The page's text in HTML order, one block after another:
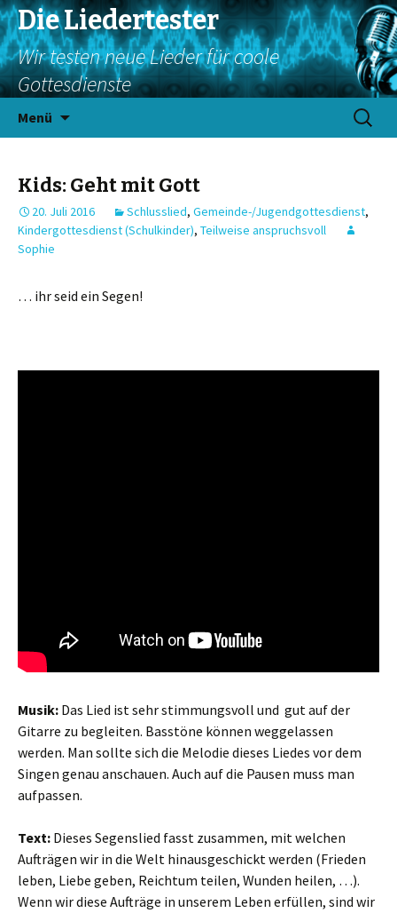
Die Liedertester
Wir testen neue Lieder für coole
Gottesdienste
Menü
Suchen
nach:
Kids: Geht mit Gott
20. Juli 2016 Schlusslied, Gemeinde-/Jugendgottesdienst,
Kindergottesdienst (Schulkinder), Teilweise anspruchsvoll
Sophie
… ihr seid ein Segen!
Musik: Das Lied ist sehr stimmungsvoll und gut auf der
Gitarre zu begleiten. Basstöne können weggelassen
werden. Man sollte sich die Melodie dieses Liedes vor dem
Singen genau anschauen. Auch auf die Pausen muss man
aufpassen.
Text: Dieses Segenslied fasst zusammen, mit welchen
Aufträgen wir in die Welt hinausgeschickt werden (Frieden
leben, Liebe geben, Reichtum teilen, Wunden heilen, …).
Wenn wir diese Aufträge in unserem Leben erfüllen, sind wir